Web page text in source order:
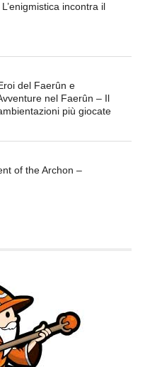
incontra il
del Faerûn e
nel Faerûn – Il
più giocate
of the Archon –